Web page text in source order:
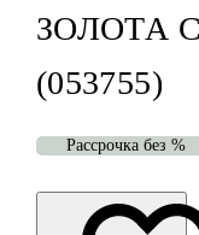
ЗОЛОТА
(053755)
Рассрочка без %